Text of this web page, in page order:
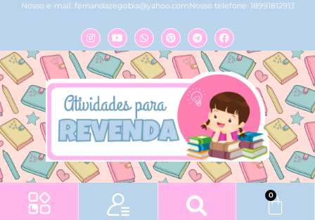
Nosso e-mail: fernandazegobia@yahoo.comNosso telefone: 18991812913
0